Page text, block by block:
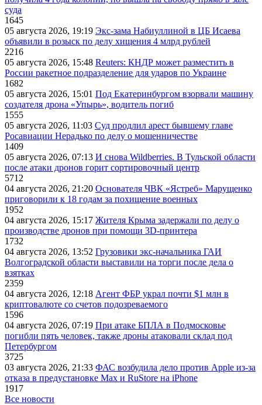
суда
1645
05 августа 2026, 19:19 Экс-зама Набиуллиной в ЦБ Исаева
объявили в розыск по делу хищения 4 млрд рублей
2216
05 августа 2026, 15:48 Reuters: КНДР может разместить в
России ракетное подразделение для ударов по Украине
1682
05 августа 2026, 15:01 Под Екатеринбургом взорвали машину
создателя дрона «Упырь», водитель погиб
1555
05 августа 2026, 11:03 Суд продлил арест бывшему главе
Росавиации Нерадько по делу о мошенничестве
1409
05 августа 2026, 07:13 И снова Wildberries. В Тульской области
после атаки дронов горит сортировочный центр
5712
04 августа 2026, 21:20 Основателя ЧВК «Ястреб» Марущенко
приговорили к 18 годам за похищение военных
1952
04 августа 2026, 15:17 Жителя Крыма задержали по делу о
производстве дронов при помощи 3D‑принтера
1732
04 августа 2026, 13:52 Грузовики экс-начальника ГАИ
Волгоградской области выставили на торги после дела о
взятках
2359
04 августа 2026, 12:18 Агент ФБР украл почти $1 млн в
криптовалюте со счетов подозреваемого
1596
04 августа 2026, 07:19 При атаке БПЛА в Подмосковье
погибли пять человек, также дроны атаковали склад под
Петербургом
3725
03 августа 2026, 21:33 ФАС возбудила дело против Apple из-за
отказа в предустановке Max и RuStore на iPhone
1917
Все новости